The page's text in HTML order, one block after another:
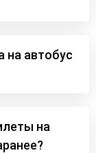
на автобус
на